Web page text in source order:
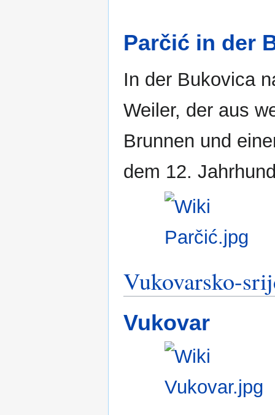
Parčić in der
In der Bukovica
Weiler, der aus
Brunnen und
dem 12.
Vukovarsko-
Vukovar